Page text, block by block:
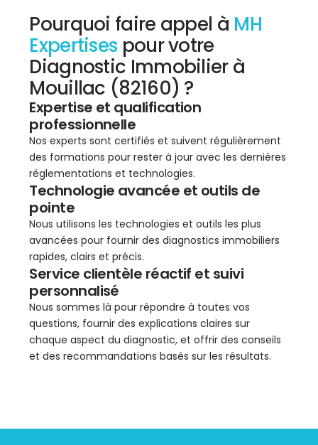
Pourquoi faire appel à MH
Expertises pour votre
Diagnostic Immobilier à
Mouillac (82160) ?
Expertise et qualification
professionnelle
Nos experts sont certifiés et suivent régulièrement
des formations pour rester à jour avec les dernières
réglementations et technologies.
Technologie avancée et outils de
pointe
Nous utilisons les technologies et outils les plus
avancées pour fournir des diagnostics immobiliers
rapides, clairs et précis.
Service clientèle réactif et suivi
personnalisé
Nous sommes là pour répondre à toutes vos
questions, fournir des explications claires sur
chaque aspect du diagnostic, et offrir des conseils
et des recommandations basés sur les résultats.